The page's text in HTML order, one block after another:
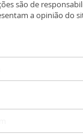
são de
a opinião do